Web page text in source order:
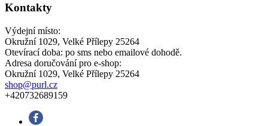
Kontakty
Výdejní místo:
Okružní 1029, Velké Přílepy 25264
Otevírací doba: po sms nebo emailové dohodě.
Adresa doručování pro e-shop:
Okružní 1029, Velké Přílepy 25264
shop@purl.cz
+420732689159